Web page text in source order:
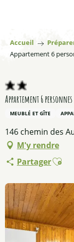
principal
Accueil
Appartement 6
Appartement 6
MEUBLÉ ET GÎTE
146 chemin des
M'y rendre
Partager